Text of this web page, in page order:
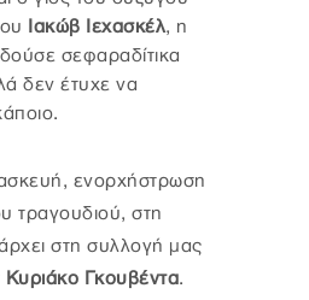
Ιακώβ Ιεχασκέλ, η
σεφαραδίτικα
δεν έτυχε να
ενορχήστρωση
τραγουδιού, στη
στη συλλογή μας
Κυριάκο Γκουβέντα.